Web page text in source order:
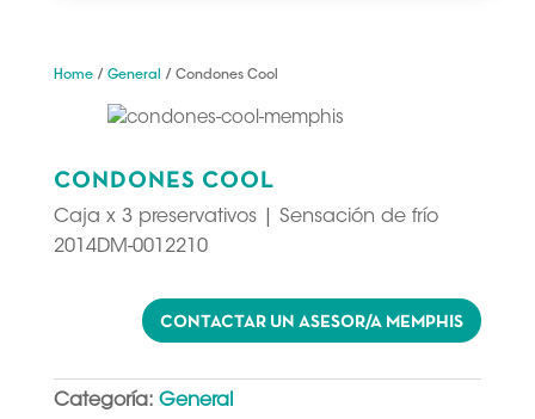
Home/ General / Condones Cool
CONDONES COOL
Caja x 3 preservativos | Sensación de frío
2014DM-0012210
CONTACTAR UN ASESOR/A MEMPHIS
Categoría: General